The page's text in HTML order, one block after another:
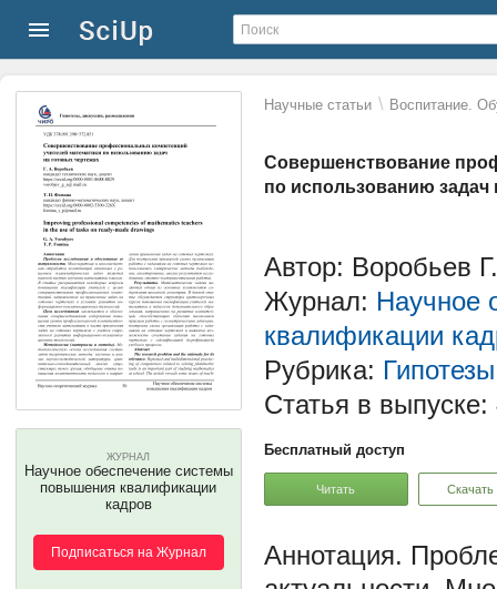
Научные статьи \ Воспитание.
Совершенствование
по использованию задач
ЖУРНАЛ
Научное обеспечение системы
повышения квалификации
кадров
Подписаться на Журнал
Автор: Воробьев
Журнал: Научное
квалификации
Рубрика:
Статья в выпуске:
Бесплатный доступ
Читать Скачать